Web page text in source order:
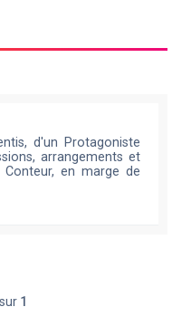
d'un Protagoniste
arrangements et
en marge de
sur 1